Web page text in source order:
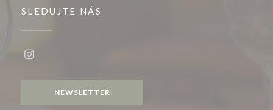
SLEDUJTE NÁS
NEWSLETTER